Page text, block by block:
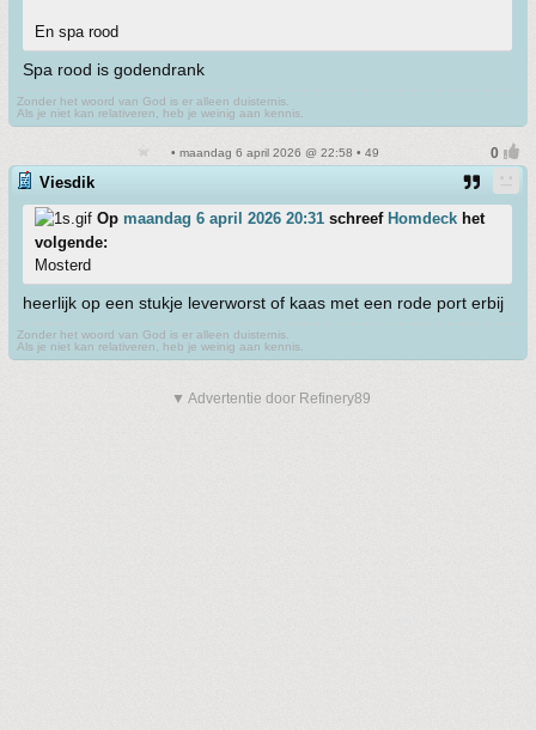
En spa rood
Spa rood is godendrank
Zonder het woord van God is er alleen duisternis.
Als je niet kan relativeren, heb je weinig aan kennis.
• maandag 6 april 2026 @ 22:58 • 49
Viesdik
Op maandag 6 april 2026 20:31 schreef Homdeck het
volgende:
Mosterd
heerlijk op een stukje leverworst of kaas met een rode port erbij
Zonder het woord van God is er alleen duisternis.
Als je niet kan relativeren, heb je weinig aan kennis.
▼ Advertentie door Refinery89